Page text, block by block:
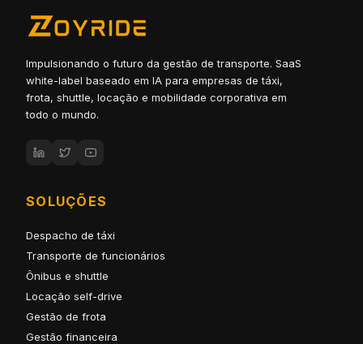
Impulsionando o futuro da gestão de transporte. SaaS
white-label baseado em IA para empresas de táxi,
frota, shuttle, locação e mobilidade corporativa em
todo o mundo.
SOLUÇÕES
Despacho de táxi
Transporte de funcionários
Ônibus e shuttle
Locação self-drive
Gestão de frota
Gestão financeira